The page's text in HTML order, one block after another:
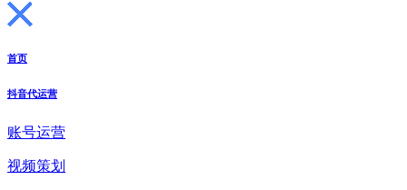
首页
抖音代运营
账号运营
视频策划